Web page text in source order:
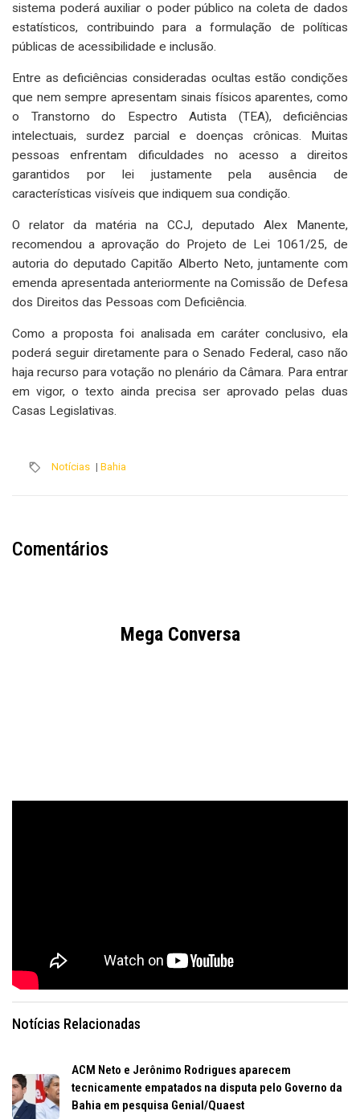
sistema poderá auxiliar o poder público na coleta de dados
estatísticos, contribuindo para a formulação de políticas
públicas de acessibilidade e inclusão.
Entre as deficiências consideradas ocultas estão condições
que nem sempre apresentam sinais físicos aparentes, como
o Transtorno do Espectro Autista (TEA), deficiências
intelectuais, surdez parcial e doenças crônicas. Muitas
pessoas enfrentam dificuldades no acesso a direitos
garantidos por lei justamente pela ausência de
características visíveis que indiquem sua condição.
O relator da matéria na CCJ, deputado Alex Manente,
recomendou a aprovação do Projeto de Lei 1061/25, de
autoria do deputado Capitão Alberto Neto, juntamente com
emenda apresentada anteriormente na Comissão de Defesa
dos Direitos das Pessoas com Deficiência.
Como a proposta foi analisada em caráter conclusivo, ela
poderá seguir diretamente para o Senado Federal, caso não
haja recurso para votação no plenário da Câmara. Para entrar
em vigor, o texto ainda precisa ser aprovado pelas duas
Casas Legislativas.
Notícias | Bahia
Comentários
Mega Conversa
Notícias Relacionadas
ACM Neto e Jerônimo Rodrigues aparecem
tecnicamente empatados na disputa pelo Governo da
Bahia em pesquisa Genial/Quaest